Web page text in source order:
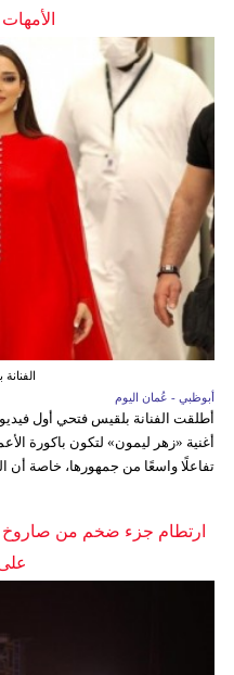
أبوظبي - عُمان اليوم
أطلقت الفنانة بلقيس فتحي أول فيديو
أغنية «زهر ليمون» لتكون باكورة
تفاعلًا واسعًا من جمهورها، خاصة أن
ارتطام جزء ضخم من